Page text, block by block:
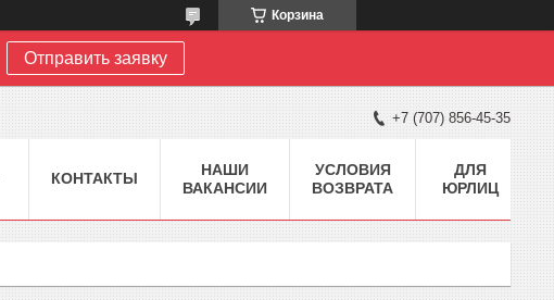
Корзина
Отправить заявку
+7 (707) 856-45-35
КОНТАКТЫ
НАШИ
ВАКАНСИИ
УСЛОВИЯ
ВОЗВРАТА
ДЛЯ
ЮРЛИЦ